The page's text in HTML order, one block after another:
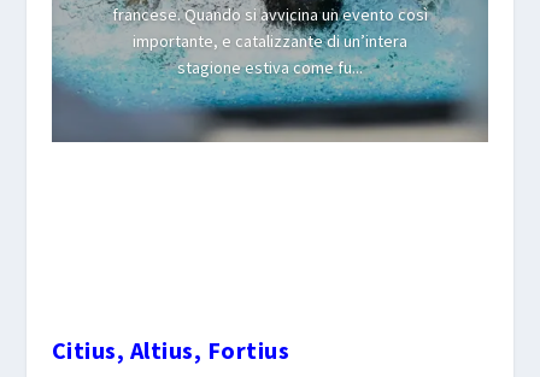
francese. Quando si avvicina un evento così
importante, e catalizzante di un’intera
stagione estiva come fu...
Citius, Altius, Fortius